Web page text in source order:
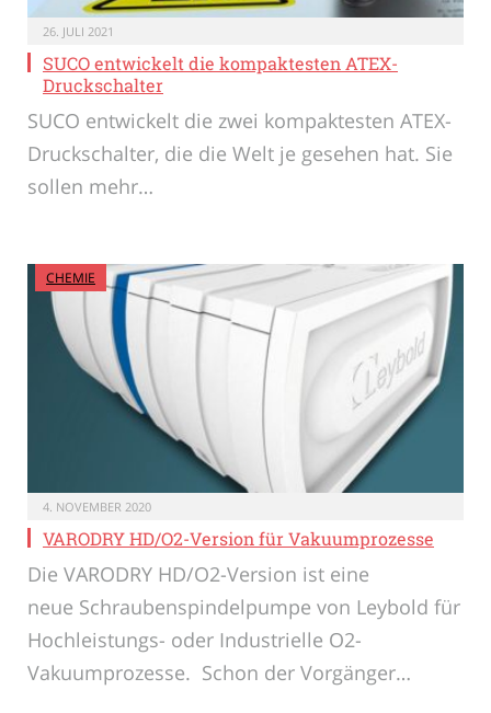
26. JULI 2021
SUCO entwickelt die kompaktesten ATEX-
Druckschalter
SUCO entwickelt die zwei kompaktesten ATEX-
Druckschalter, die die Welt je gesehen hat. Sie
sollen mehr…
CHEMIE
4. NOVEMBER 2020
VARODRY HD/O2-Version für Vakuumprozesse
Die VARODRY HD/O2-Version ist eine
neue Schraubenspindelpumpe von Leybold für
Hochleistungs- oder Industrielle O2-
Vakuumprozesse. Schon der Vorgänger…